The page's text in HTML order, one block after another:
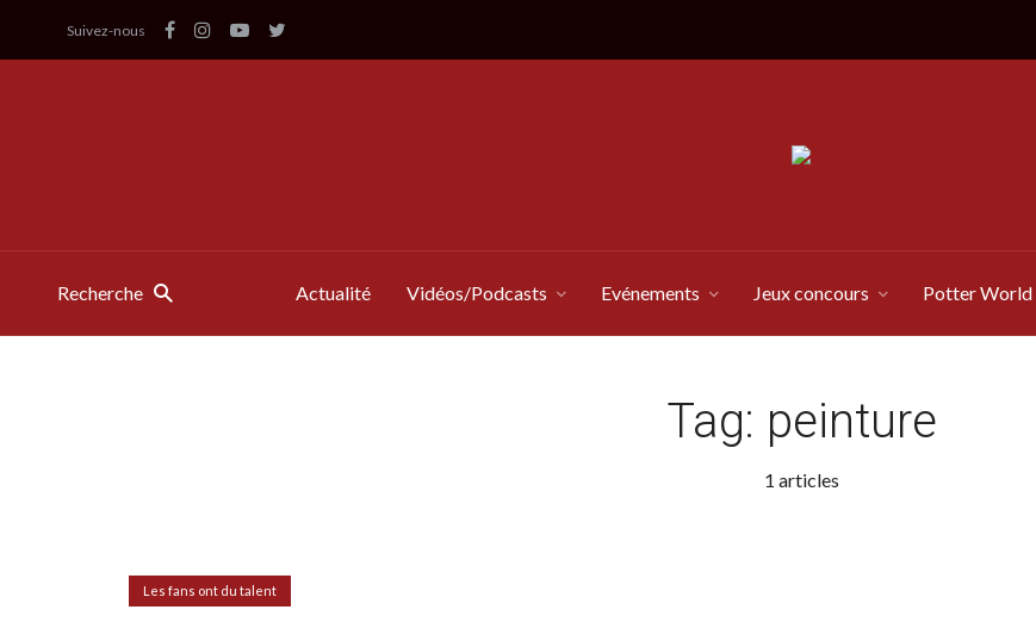
Suivez-nous
Recherche Actualité Vidéos/Podcasts Evénements Jeux concours Potter World
Tag: peinture
1 articles
Les fans ont du talent